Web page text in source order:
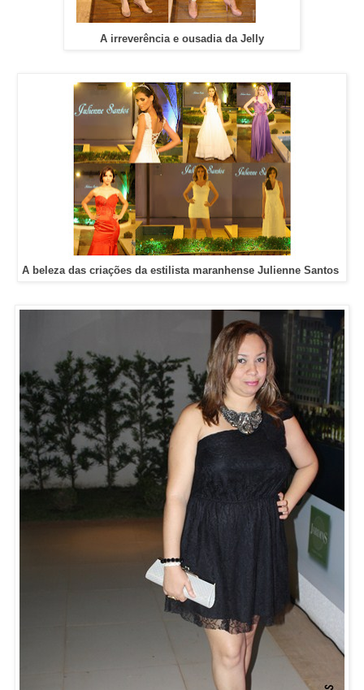
A irreverência e ousadia da Jelly
A beleza das criações da estilista maranhense Julienne Santos